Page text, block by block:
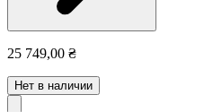
25 749,00 ₴
Нет в наличии